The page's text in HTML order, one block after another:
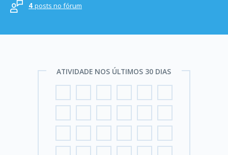
4posts no fórum
ATIVIDADE NOS ÚLTIMOS 30 DIAS